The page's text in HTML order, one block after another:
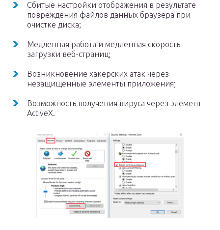
Сбитые настройки отображения в результате
повреждения файлов данных браузера при
очистке диска;
Медленная работа и медленная скорость
загрузки веб-страниц;
Возникновение хакерских атак через
незащищенные элементы приложения;
Возможность получения вируса через элемент
ActiveX.